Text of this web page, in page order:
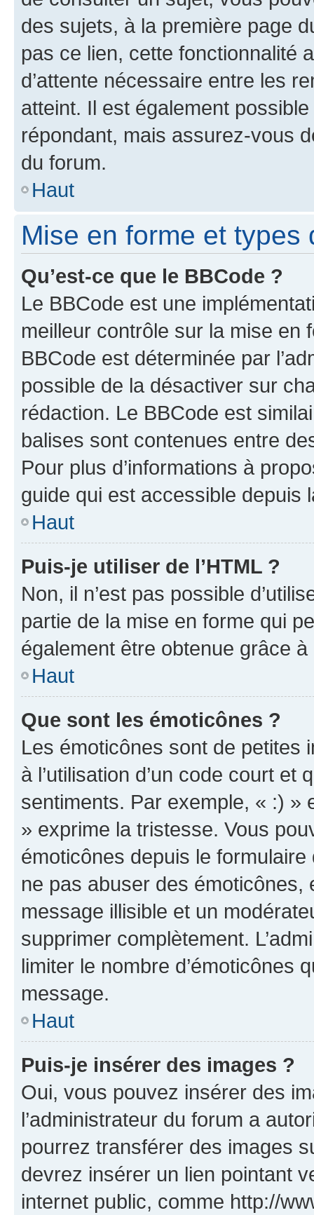
des sujets, à la première page
pas ce lien, cette fonctionnalité
d’attente nécessaire entre les
atteint. Il est également
répondant, mais assurez-vous
du forum.
Haut
Mise en forme et types
Qu’est-ce que le BBCode ?
Le BBCode est une
meilleur contrôle sur la mise en
BBCode est déterminée par
possible de la désactiver sur
rédaction. Le BBCode est
balises sont contenues entre
Pour plus d’informations à
guide qui est accessible depuis
Haut
Puis-je utiliser de l’HTML ?
Non, il n’est pas possible
partie de la mise en forme qui
également être obtenue grâce à
Haut
Que sont les émoticônes ?
Les émoticônes sont de petites
à l’utilisation d’un code court et
sentiments. Par exemple, « :) »
» exprime la tristesse. Vous
émoticônes depuis le
ne pas abuser des
message illisible et un
supprimer complètement.
limiter le nombre d’émoticônes
message.
Haut
Puis-je insérer des images ?
Oui, vous pouvez insérer des
l’administrateur du forum a
pourrez transférer des images
devrez insérer un lien pointant
internet public, comme http://